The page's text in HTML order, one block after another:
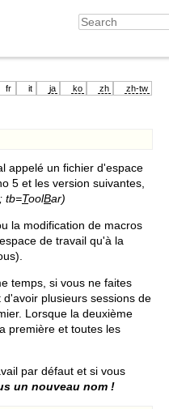
fr it ja ko zh zh-tw
appelé un fichier d'espace
5 et les version suivantes,
tb=ToolBar)
la modification de macros
de travail qu'à la
temps, si vous ne faites
plusieurs sessions de
Lorsque la deuxième
première et toutes les
par défaut et si vous
un nouveau nom !